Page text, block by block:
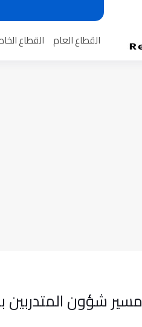
القطاع العام القطاع
مباراة توظيف 50 مسير شؤون